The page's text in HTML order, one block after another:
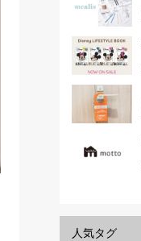
人気タグ